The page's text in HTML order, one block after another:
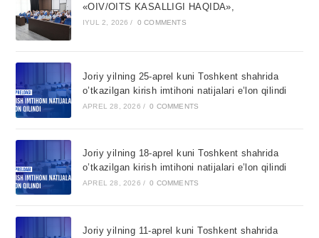
«OIV/OITS KASALLIGI HAQIDA»,
IYUL 2, 2026 / 0 COMMENTS
Joriy yilning 25-aprel kuni Toshkent shahrida
o’tkazilgan kirish imtihoni natijalari e’lon qilindi
APREL 28, 2026 / 0 COMMENTS
Joriy yilning 18-aprel kuni Toshkent shahrida
o’tkazilgan kirish imtihoni natijalari e’lon qilindi
APREL 28, 2026 / 0 COMMENTS
Joriy yilning 11-aprel kuni Toshkent shahrida